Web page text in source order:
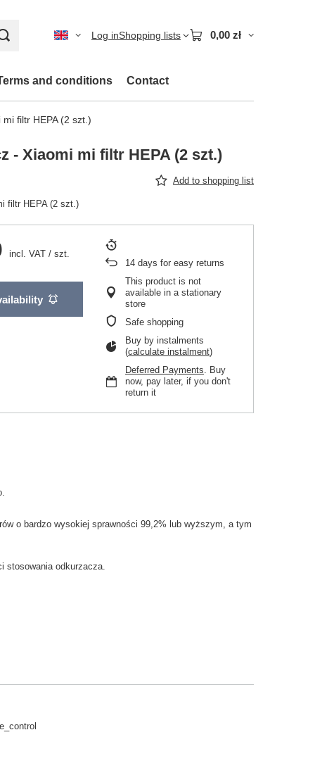
Log inShopping lists 0,00 zł
and conditions Contact
filtr HEPA (2 szt.)
- Xiaomi mi filtr HEPA (2 szt.)
Add to shopping list
filtr HEPA (2 szt.)
incl. VAT / szt.
14 days for easy returns
This product is not
available in a stationary
store
Safe shopping
Buy by instalments
(calculate instalment)
Deferred Payments. Buy
now, pay later, if you don't
return it
o bardzo wysokiej sprawności 99,2% lub wyższym, a tym
stosowania odkurzacza.